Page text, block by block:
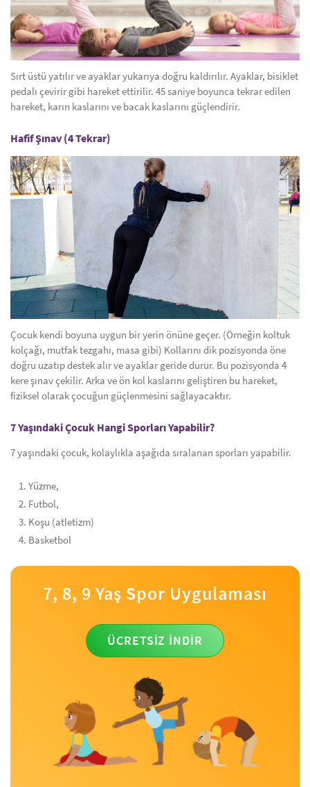
Sırt üstü yatılır ve ayaklar yukarıya doğru kaldırılır. Ayaklar, bisiklet
pedalı çevirir gibi hareket ettirilir. 45 saniye boyunca tekrar edilen
hareket, karın kaslarını ve bacak kaslarını güçlendirir.
Hafif Şınav (4 Tekrar)
Çocuk kendi boyuna uygun bir yerin önüne geçer. (Örneğin koltuk
kolçağı, mutfak tezgahı, masa gibi) Kollarını dik pozisyonda öne
doğru uzatıp destek alır ve ayaklar geride durur. Bu pozisyonda 4
kere şınav çekilir. Arka ve ön kol kaslarını geliştiren bu hareket,
fiziksel olarak çocuğun güçlenmesini sağlayacaktır.
7 Yaşındaki Çocuk Hangi Sporları Yapabilir?
7 yaşındaki çocuk, kolaylıkla aşağıda sıralanan sporları yapabilir.
Yüzme,
Futbol,
Koşu (atletizm)
Basketbol
7, 8, 9 Yaş Spor Uygulaması
ÜCRETSİZ İNDİR